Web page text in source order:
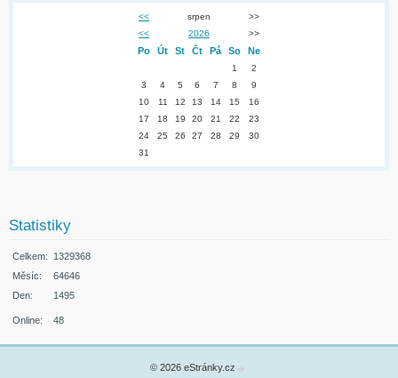
<< srpen
>>
<<
2026 >>
Po Út St Čt Pá So Ne
1
2
3
4 5 6 7 8
9
10
11 12 13 14 15
16
17
18 19 20 21 22
23
24
25 26 27 28 29
30
31
Statistiky
Online: 48
Celkem: 1329368
Měsíc:
64646
Den:
1495
© 2026 eStránky.cz